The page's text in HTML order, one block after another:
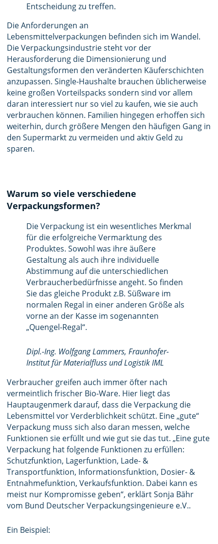
Entscheidung zu treffen.
Die Anforderungen an
Lebensmittelverpackungen befinden sich im Wandel.
Die Verpackungsindustrie steht vor der
Herausforderung die Dimensionierung und
Gestaltungsformen den veränderten Käuferschichten
anzupassen. Single-Haushalte brauchen üblicherweise
keine großen Vorteilspacks sondern sind vor allem
daran interessiert nur so viel zu kaufen, wie sie auch
verbrauchen können. Familien hingegen erhoffen sich
weiterhin, durch größere Mengen den häufigen Gang in
den Supermarkt zu vermeiden und aktiv Geld zu
sparen.
Warum so viele verschiedene
Verpackungsformen?
Die Verpackung ist ein wesentliches Merkmal
für die erfolgreiche Vermarktung des
Produktes. Sowohl was ihre äußere
Gestaltung als auch ihre individuelle
Abstimmung auf die unterschiedlichen
Verbraucherbedürfnisse angeht. So finden
Sie das gleiche Produkt z.B. Süßware im
normalen Regal in einer anderen Größe als
vorne an der Kasse im sogenannten
„Quengel-Regal“.
Dipl.-Ing. Wolfgang Lammers, Fraunhofer-
Institut für Materialfluss und Logistik IML
Verbraucher greifen auch immer öfter nach
vermeintlich frischer Bio-Ware. Hier liegt das
Hauptaugenmerk darauf, dass die Verpackung die
Lebensmittel vor Verderblichkeit schützt. Eine „gute“
Verpackung muss sich also daran messen, welche
Funktionen sie erfüllt und wie gut sie das tut. „Eine gute
Verpackung hat folgende Funktionen zu erfüllen:
Schutzfunktion, Lagerfunktion, Lade- &
Transportfunktion, Informationsfunktion, Dosier- &
Entnahmefunktion, Verkaufsfunktion. Dabei kann es
meist nur Kompromisse geben“, erklärt Sonja Bähr
vom Bund Deutscher Verpackungsingenieure e.V..
Ein Beispiel: